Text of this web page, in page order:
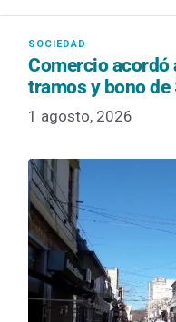
Comercio acordó
tramos y bono de
1 agosto, 2026